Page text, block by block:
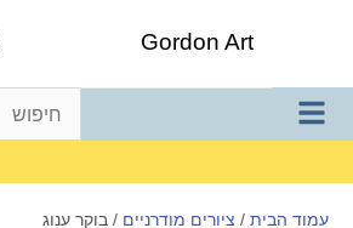
Gordon Art
עמוד הבית / ציורים מודרניים / בוקר ענוג